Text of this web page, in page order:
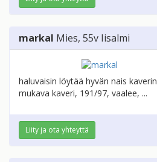
markal Mies, 55v Iisalmi
haluvaisin löytää hyvän nais
mukava kaveri, 191/97, vaalee, ...
Liity ja ota yhteyttä